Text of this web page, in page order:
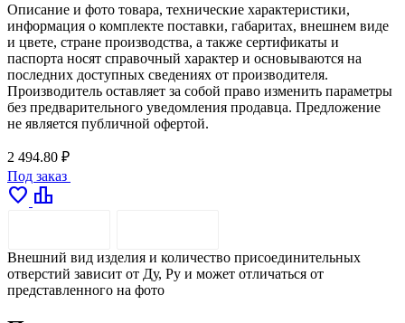
Описание и фото товара, технические характеристики,
информация о комплекте поставки, габаритах, внешнем виде
и цвете, стране производства, а также сертификаты и
паспорта носят справочный характер и основываются на
последних доступных сведениях от производителя.
Производитель оставляет за собой право изменить параметры
без предварительного уведомления продавца. Предложение
не является публичной офертой.
2 494.80 ₽
Под заказ
favorite leaderboard
Внешний вид изделия и количество присоединительных
отверстий зависит от Ду, Pу и может отличаться от
представленного на фото